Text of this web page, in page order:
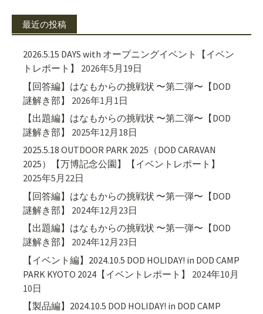
最近の投稿
2026.5.15 DAYS with オープニングイベント【イベン
トレポート】
2026年5月19日
【回答編】はなもからの挑戦状 〜第二弾〜【DOD
謎解き部】
2026年1月1日
【出題編】はなもからの挑戦状 〜第二弾〜【DOD
謎解き部】
2025年12月18日
2025.5.18 OUTDOOR PARK 2025（DOD CARAVAN
2025）【万博記念公園】【イベントレポート】
2025年5月22日
【回答編】はなもからの挑戦状 〜第一弾〜【DOD
謎解き部】
2024年12月23日
【出題編】はなもからの挑戦状 〜第一弾〜【DOD
謎解き部】
2024年12月23日
【イベント編】2024.10.5 DOD HOLIDAY! in DOD CAMP
PARK KYOTO 2024【イベントレポート】
2024年10月
10日
【製品編】2024.10.5 DOD HOLIDAY! in DOD CAMP